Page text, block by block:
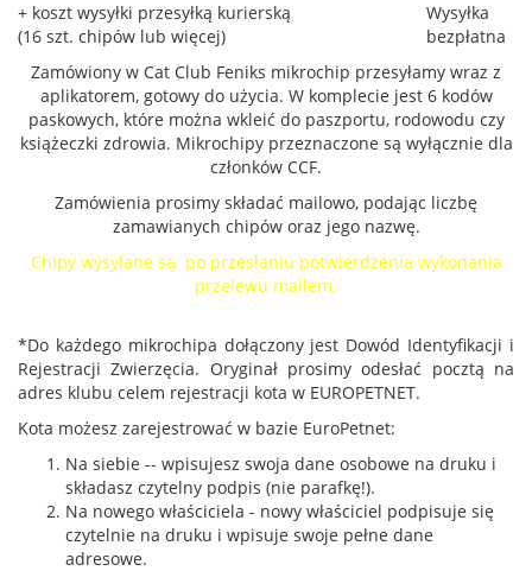
+ koszt wysyłki przesyłką kurierską
(16 szt. chipów lub więcej)
Wysyłka
bezpłatna
Zamówiony w Cat Club Feniks mikrochip przesyłamy wraz z
aplikatorem, gotowy do użycia. W komplecie jest 6 kodów
paskowych, które można wkleić do paszportu, rodowodu czy
książeczki zdrowia. Mikrochipy przeznaczone są wyłącznie dla
członków CCF.
Zamówienia prosimy składać mailowo, podając liczbę
zamawianych chipów oraz jego nazwę.
Chipy wysyłane są po przesłaniu potwierdzenia wykonania
przelewu mailem.
*Do każdego mikrochipa dołączony jest Dowód Identyfikacji i
Rejestracji Zwierzęcia. Oryginał prosimy odesłać pocztą na
adres klubu celem rejestracji kota w EUROPETNET.
Kota możesz zarejestrować w bazie EuroPetnet:
Na siebie -- wpisujesz swoja dane osobowe na druku i
składasz czytelny podpis (nie parafkę!).
Na nowego właściciela - nowy właściciel podpisuje się
czytelnie na druku i wpisuje swoje pełne dane
adresowe.